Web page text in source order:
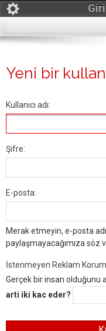
Yeni bir
Kullanıcı adı:
Şifre:
E-posta:
Merak etmeyin, e-posta
paylaşmayacağımıza söz
İstenmeyen Reklam
Gerçek bir insan olduğunu
arti iki kac eder?